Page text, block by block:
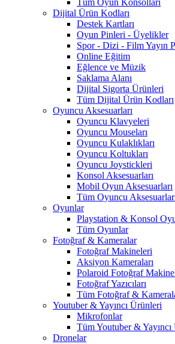
Tüm Oyun Konsolları
Dijital Ürün Kodları
Destek Kartları
Oyun Pinleri - Üyelikler
Spor - Dizi - Film Yayın
Online Eğitim
Eğlence ve Müzik
Saklama Alanı
Dijital Sigorta Ürünleri
Tüm Dijital Ürün Kodları
Oyuncu Aksesuarları
Oyuncu Klavyeleri
Oyuncu Mouseları
Oyuncu Kulaklıkları
Oyuncu Koltukları
Oyuncu Joystickleri
Konsol Aksesuarları
Mobil Oyun Aksesuarları
Tüm Oyuncu
Oyunlar
Playstation & Konsol
Tüm Oyunlar
Fotoğraf & Kameralar
Fotoğraf Makineleri
Aksiyon Kameraları
Polaroid Fotoğraf
Fotoğraf Yazıcıları
Tüm Fotoğraf &
Youtuber & Yayıncı Ürünleri
Mikrofonlar
Tüm Youtuber &
Dronelar